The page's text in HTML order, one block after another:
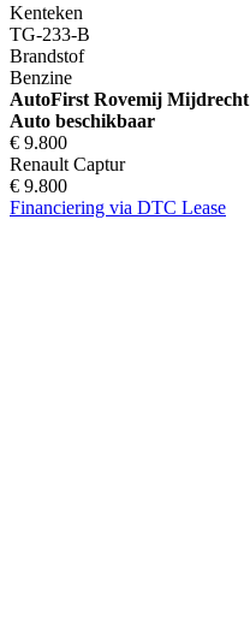
Kenteken
TG-233-B
Brandstof
Benzine
AutoFirst Rovemij Mijdrecht
Auto beschikbaar
€ 9.800
Renault Captur
€ 9.800
Financiering via DTC Lease